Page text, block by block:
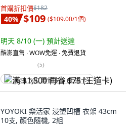
首購折扣價$182
40% $109 ($109.00/1個)
明天 8/10 (一) 預計送達
酷澎直售 ∙ WOW免運 ∙ 免費退貨
(5)
满 $1,500 再省 $75 (王道卡)
YOYOKI 樂活家 浸塑凹槽 衣架 43cm
10支, 顏色隨機, 2組